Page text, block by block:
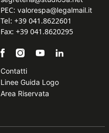
PEC: valorespa@legalmail.it
Tel: +39 041.8622601
Fax: +39 041.8620295
Contatti
Linee Guida Logo
Area Riservata